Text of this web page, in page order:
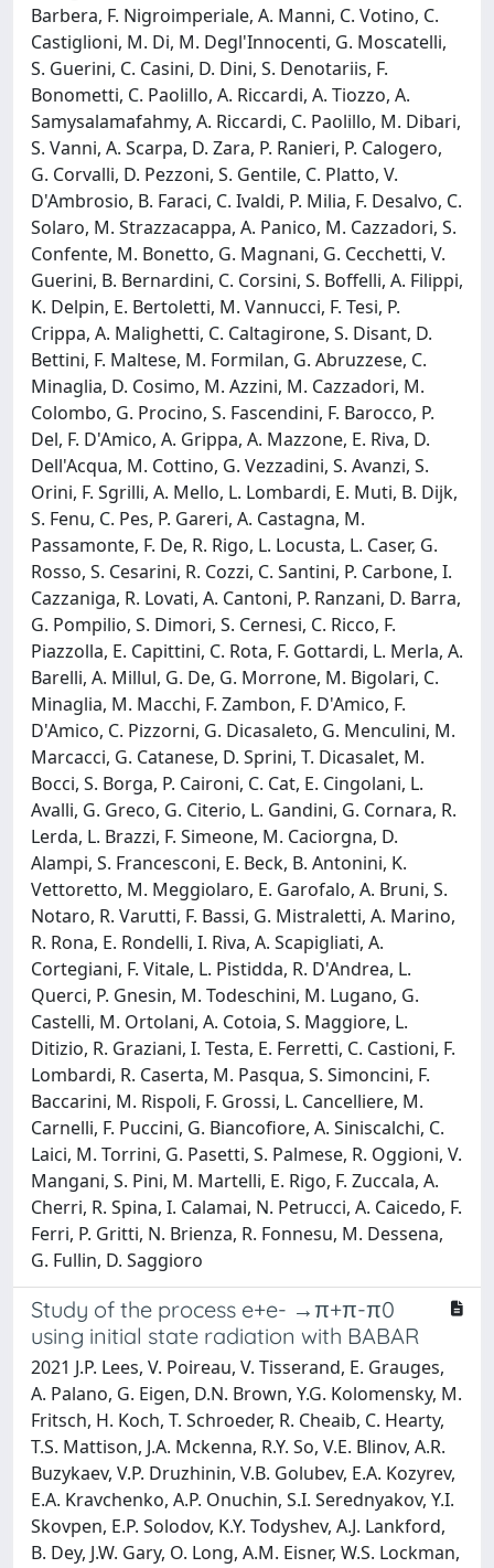
Barbera, F. Nigroimperiale, A. Manni, C. Votino, C.
Castiglioni, M. Di, M. Degl'Innocenti, G. Moscatelli,
S. Guerini, C. Casini, D. Dini, S. Denotariis, F.
Bonometti, C. Paolillo, A. Riccardi, A. Tiozzo, A.
Samysalamafahmy, A. Riccardi, C. Paolillo, M. Dibari,
S. Vanni, A. Scarpa, D. Zara, P. Ranieri, P. Calogero,
G. Corvalli, D. Pezzoni, S. Gentile, C. Platto, V.
D'Ambrosio, B. Faraci, C. Ivaldi, P. Milia, F. Desalvo, C.
Solaro, M. Strazzacappa, A. Panico, M. Cazzadori, S.
Confente, M. Bonetto, G. Magnani, G. Cecchetti, V.
Guerini, B. Bernardini, C. Corsini, S. Boffelli, A. Filippi,
K. Delpin, E. Bertoletti, M. Vannucci, F. Tesi, P.
Crippa, A. Malighetti, C. Caltagirone, S. Disant, D.
Bettini, F. Maltese, M. Formilan, G. Abruzzese, C.
Minaglia, D. Cosimo, M. Azzini, M. Cazzadori, M.
Colombo, G. Procino, S. Fascendini, F. Barocco, P.
Del, F. D'Amico, A. Grippa, A. Mazzone, E. Riva, D.
Dell'Acqua, M. Cottino, G. Vezzadini, S. Avanzi, S.
Orini, F. Sgrilli, A. Mello, L. Lombardi, E. Muti, B. Dijk,
S. Fenu, C. Pes, P. Gareri, A. Castagna, M.
Passamonte, F. De, R. Rigo, L. Locusta, L. Caser, G.
Rosso, S. Cesarini, R. Cozzi, C. Santini, P. Carbone, I.
Cazzaniga, R. Lovati, A. Cantoni, P. Ranzani, D. Barra,
G. Pompilio, S. Dimori, S. Cernesi, C. Ricco, F.
Piazzolla, E. Capittini, C. Rota, F. Gottardi, L. Merla, A.
Barelli, A. Millul, G. De, G. Morrone, M. Bigolari, C.
Minaglia, M. Macchi, F. Zambon, F. D'Amico, F.
D'Amico, C. Pizzorni, G. Dicasaleto, G. Menculini, M.
Marcacci, G. Catanese, D. Sprini, T. Dicasalet, M.
Bocci, S. Borga, P. Caironi, C. Cat, E. Cingolani, L.
Avalli, G. Greco, G. Citerio, L. Gandini, G. Cornara, R.
Lerda, L. Brazzi, F. Simeone, M. Caciorgna, D.
Alampi, S. Francesconi, E. Beck, B. Antonini, K.
Vettoretto, M. Meggiolaro, E. Garofalo, A. Bruni, S.
Notaro, R. Varutti, F. Bassi, G. Mistraletti, A. Marino,
R. Rona, E. Rondelli, I. Riva, A. Scapigliati, A.
Cortegiani, F. Vitale, L. Pistidda, R. D'Andrea, L.
Querci, P. Gnesin, M. Todeschini, M. Lugano, G.
Castelli, M. Ortolani, A. Cotoia, S. Maggiore, L.
Ditizio, R. Graziani, I. Testa, E. Ferretti, C. Castioni, F.
Lombardi, R. Caserta, M. Pasqua, S. Simoncini, F.
Baccarini, M. Rispoli, F. Grossi, L. Cancelliere, M.
Carnelli, F. Puccini, G. Biancofiore, A. Siniscalchi, C.
Laici, M. Torrini, G. Pasetti, S. Palmese, R. Oggioni, V.
Mangani, S. Pini, M. Martelli, E. Rigo, F. Zuccala, A.
Cherri, R. Spina, I. Calamai, N. Petrucci, A. Caicedo, F.
Ferri, P. Gritti, N. Brienza, R. Fonnesu, M. Dessena,
G. Fullin, D. Saggioro
Study of the process e+e- →π+π-π0
using initial state radiation with BABAR
2021 J.P. Lees, V. Poireau, V. Tisserand, E. Grauges,
A. Palano, G. Eigen, D.N. Brown, Y.G. Kolomensky, M.
Fritsch, H. Koch, T. Schroeder, R. Cheaib, C. Hearty,
T.S. Mattison, J.A. Mckenna, R.Y. So, V.E. Blinov, A.R.
Buzykaev, V.P. Druzhinin, V.B. Golubev, E.A. Kozyrev,
E.A. Kravchenko, A.P. Onuchin, S.I. Serednyakov, Y.I.
Skovpen, E.P. Solodov, K.Y. Todyshev, A.J. Lankford,
B. Dey, J.W. Gary, O. Long, A.M. Eisner, W.S. Lockman,